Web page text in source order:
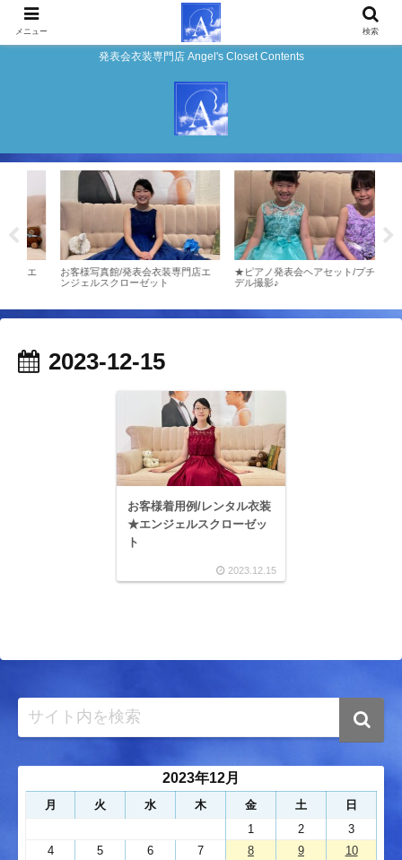
発表会衣装専門店 Angel's Closet Contents
お客様写真館/発表会衣装専門店エ
ンジェルスクローゼット
★ピアノ発表会ヘアセット/プチモ
デル撮影♪
2023-12-15
お客様着用例/レンタル衣装
★エンジェルスクローゼッ
ト
2023.12.15
2023年12月
月 火 水 木 金 土
日
1
2
3
4
5 6 7 8 9
10
メニュー 検索